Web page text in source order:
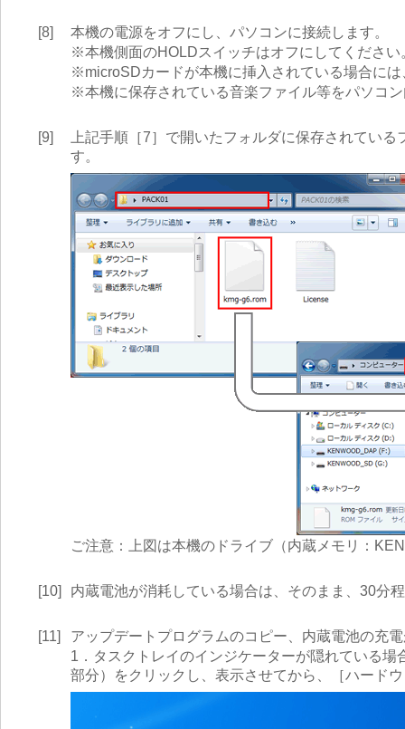
[8]
本機の電源をオフにし、パソコンに接続します。
※本機側面のHOLDスイッチはオフにしてください
※microSDカードが本機に挿入されている場合に
※本機に保存されている音楽ファイル等をパソコ
[9]
上記手順［7］で開いたフォルダに保存されてい
す。
ご注意：上図は本機のドライブ（内蔵メモリ：
[10] 内蔵電池が消耗している場合は、そのまま、30分
[11]
アップデートプログラムのコピー、内蔵電池の充
1．タスクトレイのインジケーターが隠れている
部分）をクリックし、表示させてから、［ハード